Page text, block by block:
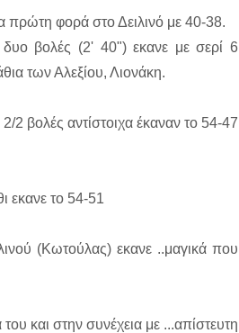
πρώτη φορά στο Δειλινό με 40-38.
βολές (2' 40") εκανε με σερί 6
των Αλεξίου, Λιονάκη.
2 βολές αντίστοιχα έκαναν το 54-47
εκανε το 54-51
(Κωτούλας) εκανε ..μαγικά που
και στην συνέχεια με ...απίστευτη